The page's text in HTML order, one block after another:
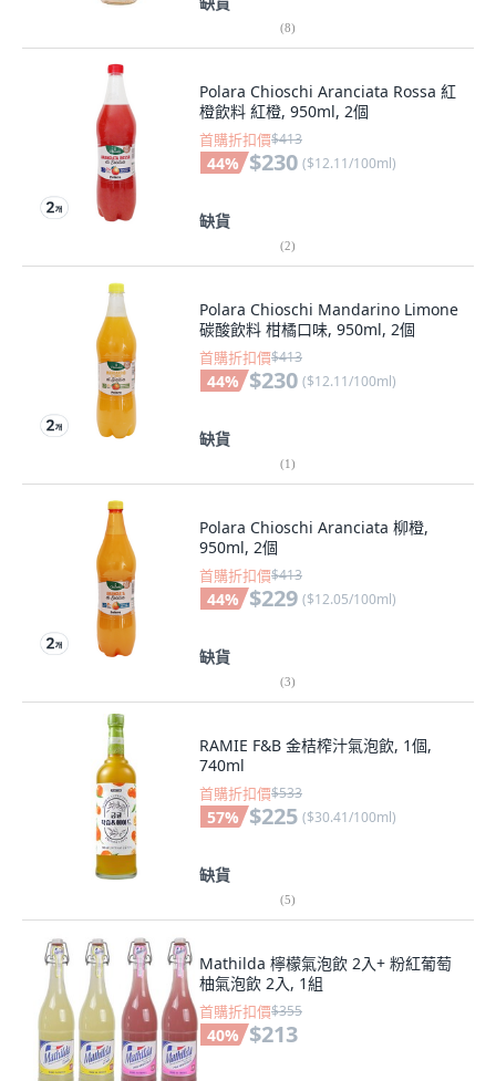
(8)
Polara Chioschi Aranciata Rossa 紅
橙飲料 紅橙, 950ml, 2個
首購折扣價$413
44% $230 ($12.11/100ml)
缺貨
(2)
Polara Chioschi Mandarino Limone
碳酸飲料 柑橘口味, 950ml, 2個
首購折扣價$413
44% $230 ($12.11/100ml)
缺貨
(1)
Polara Chioschi Aranciata 柳橙,
950ml, 2個
首購折扣價$413
44% $229 ($12.05/100ml)
缺貨
(3)
RAMIE F&B 金桔榨汁氣泡飲, 1個,
740ml
首購折扣價$533
57% $225 ($30.41/100ml)
缺貨
(5)
Mathilda 檸檬氣泡飲 2入+ 粉紅葡萄
柚氣泡飲 2入, 1組
首購折扣價$355
40% $213